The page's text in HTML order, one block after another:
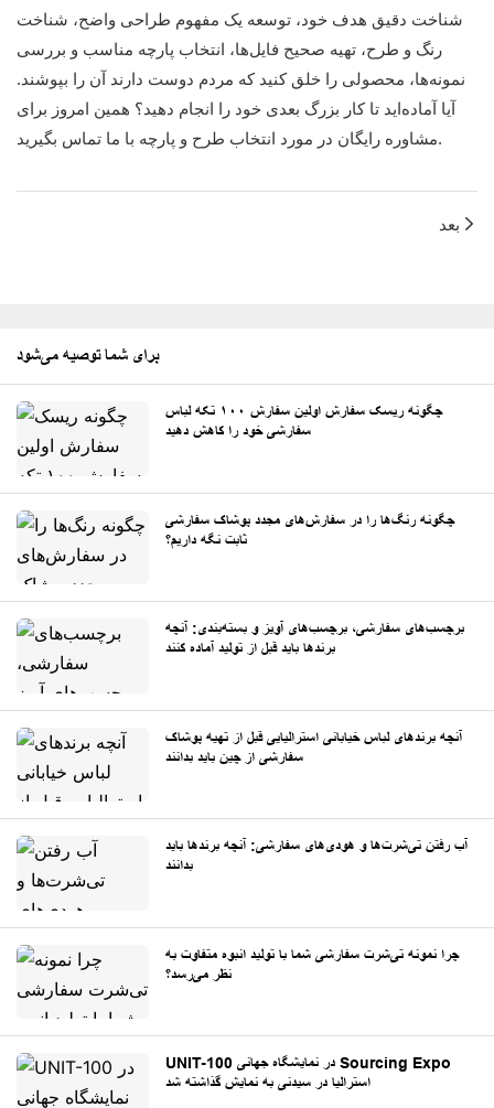
شناخت دقیق هدف خود، توسعه یک مفهوم طراحی واضح، شناخت
رنگ و طرح، تهیه صحیح فایل‌ها، انتخاب پارچه مناسب و بررسی
نمونه‌ها، محصولی را خلق کنید که مردم دوست دارند آن را بپوشند.
آیا آماده‌اید تا کار بزرگ بعدی خود را انجام دهید؟ همین امروز برای
مشاوره رایگان در مورد انتخاب طرح و پارچه با ما تماس بگیرید.
بعد
برای شما توصیه می‌شود
چگونه ریسک سفارش اولین سفارش ۱۰۰ تکه لباس
سفارشی خود را کاهش دهید
چگونه رنگ‌ها را در سفارش‌های مجدد پوشاک سفارشی
ثابت نگه داریم؟
برچسب‌های سفارشی، برچسب‌های آویز و بسته‌بندی: آنچه
برندها باید قبل از تولید آماده کنند
آنچه برندهای لباس خیابانی استرالیایی قبل از تهیه پوشاک
سفارشی از چین باید بدانند
آب رفتن تی‌شرت‌ها و هودی‌های سفارشی: آنچه برندها باید
بدانند
چرا نمونه تی‌شرت سفارشی شما با تولید انبوه متفاوت به
نظر می‌رسد؟
UNIT-100 در نمایشگاه جهانی Sourcing Expo
استرالیا در سیدنی به نمایش گذاشته شد